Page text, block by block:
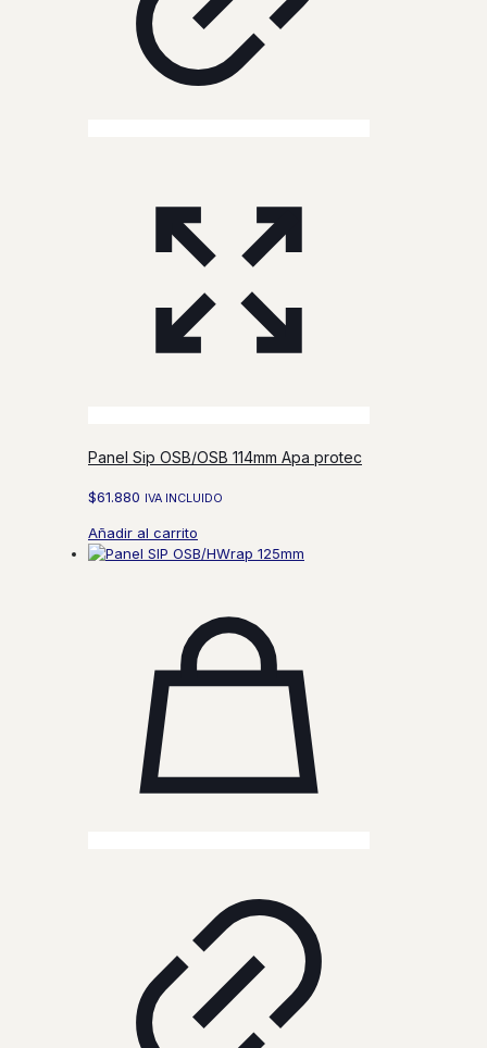
Panel Sip OSB/OSB 114mm Apa protec
$61.880 IVA INCLUIDO
Añadir al carrito